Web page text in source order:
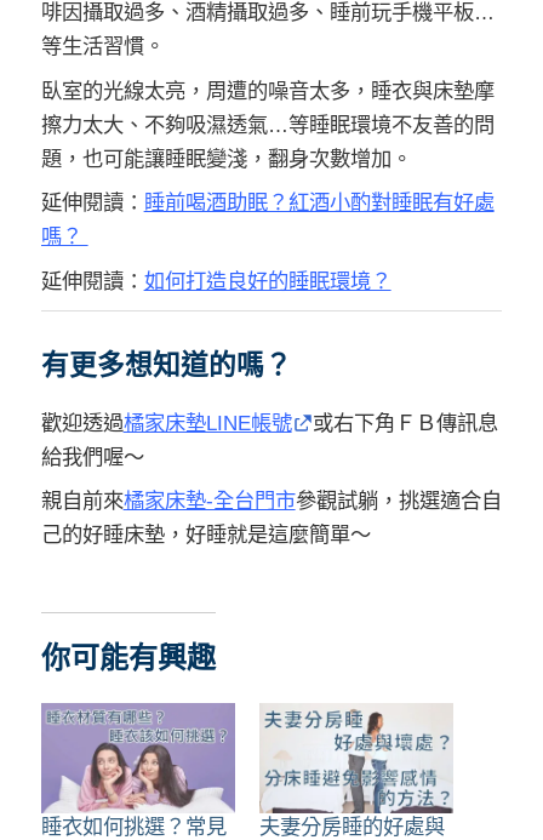
啡因攝取過多、酒精攝取過多、睡前玩手機平板…
等生活習慣。
臥室的光線太亮，周遭的噪音太多，睡衣與床墊摩
擦力太大、不夠吸濕透氣…等睡眠環境不友善的問
題，也可能讓睡眠變淺，翻身次數增加。
延伸閱讀： 睡前喝酒助眠？紅酒小酌對睡眠有好處
嗎？
延伸閱讀： 如何打造良好的睡眠環境？
有更多想知道的嗎？
歡迎透過橘家床墊LINE帳號
或右下角ＦＢ傳訊息
給我們喔～
親自前來橘家床墊-全台門市參觀試躺，挑選適合自
己的好睡床墊，好睡就是這麼簡單～
你可能有興趣
睡衣如何挑選？常見
夫妻分房睡的好處與